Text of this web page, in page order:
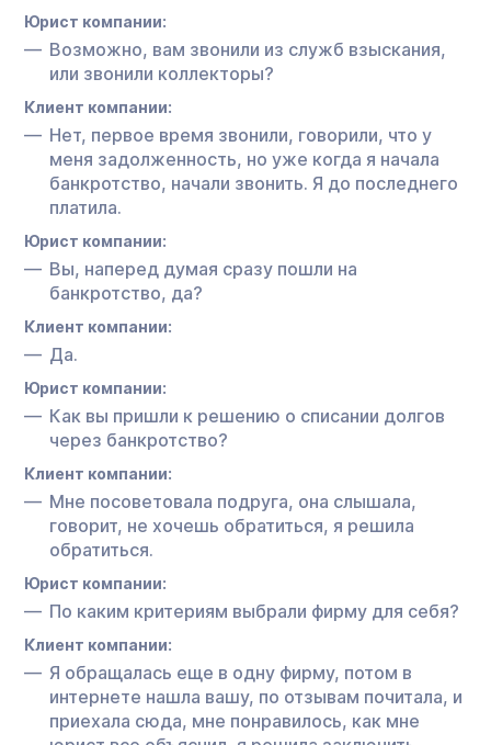
Юрист компании:
Возможно, вам звонили из служб взыскания,
или звонили коллекторы?
Клиент компании:
Нет, первое время звонили, говорили, что у
меня задолженность, но уже когда я начала
банкротство, начали звонить. Я до последнего
платила.
Юрист компании:
Вы, наперед думая сразу пошли на
банкротство, да?
Клиент компании:
Да.
Юрист компании:
Как вы пришли к решению о списании долгов
через банкротство?
Клиент компании:
Мне посоветовала подруга, она слышала,
говорит, не хочешь обратиться, я решила
обратиться.
Юрист компании:
По каким критериям выбрали фирму для себя?
Клиент компании:
Я обращалась еще в одну фирму, потом в
интернете нашла вашу, по отзывам почитала, и
приехала сюда, мне понравилось, как мне